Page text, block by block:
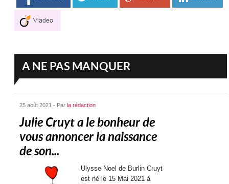
A NE PAS MANQUER
25 août 2021 - Parla rédaction
Julie Cruyt a le bonheur de
vous annoncer la naissance
de son...
Ulysse Noel de Burlin Cruyt
est né le 15 Mai 2021 à